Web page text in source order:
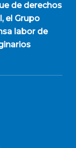
de derechos
el Grupo
labor de